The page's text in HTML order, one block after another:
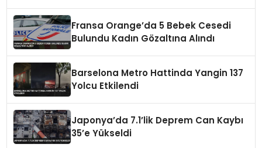
Fransa Orange’da 5 Bebek Cesedi
Bulundu Kadın Gözaltına Alındı
Barselona Metro Hattinda Yangin 137
Yolcu Etkilendi
Japonya’da 7.1’lik Deprem Can Kaybı
35’e Yükseldi